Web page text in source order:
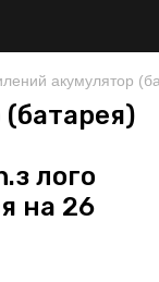
акумулятор
лого
на 26